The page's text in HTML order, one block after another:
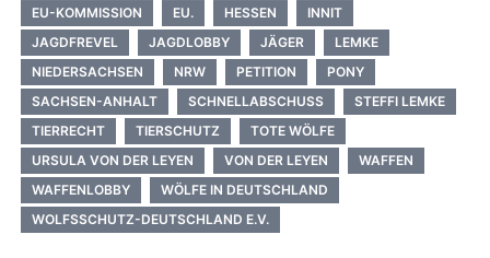
EU-KOMMISSION
EU. HESSEN
INNIT
JAGDFREVEL
JAGDLOBBY JÄGER
LEMKE
NIEDERSACHSEN
NRW PETITION
PONY
SACHSEN-ANHALT
SCHNELLABSCHUSS
STEFFI LEMKE
TIERRECHT
TIERSCHUTZ
TOTE WÖLFE
URSULA VON DER LEYEN
VON DER LEYEN
WAFFEN
WAFFENLOBBY
WÖLFE IN DEUTSCHLAND
WOLFSSCHUTZ-DEUTSCHLAND E.V.